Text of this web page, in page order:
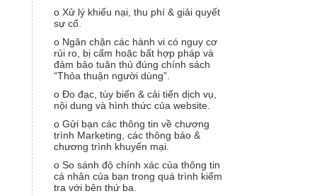
o Xử lý khiếu nại, thu phí & giải quyết
sự cố.
o Ngăn chặn các hành vi có nguy cơ
rủi ro, bị cấm hoặc bất hợp pháp và
đảm bảo tuân thủ đúng chính sách
“Thỏa thuận người dùng”.
o Đo đạc, tùy biến & cải tiến dịch vụ,
nội dung và hình thức của website.
o Gửi bạn các thông tin về chương
trình Marketing, các thông báo &
chương trình khuyến mại.
o So sánh độ chính xác của thông tin
cá nhân của bạn trong quá trình kiểm
tra với bên thứ ba.